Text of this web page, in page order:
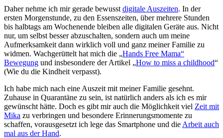
Daher nehme ich mir gerade bewusst digitale Auszeiten. In der
ersten Morgenstunde, zu den Essenszeiten, über mehrere Stunden
bis halbtags am Wochenende bleiben alle digitalen Geräte aus. Nicht
nur, um selbst besser abzuschalten, sondern auch um meine
Aufmerksamkeit dann wirklich voll und ganz meiner Familie zu
widmen. Wachgerüttelt hat mich die „Hands Free Mama“
Bewegung und insbesondere der Artikel „How to miss a childhood“
(Wie du die Kindheit verpasst).
Ich habe mich nach eine Auszeit mit meiner Familie gesehnt.
Zuhause in Quarantäne zu sein, ist natürlich anders als ich es mir
gewünscht hätte. Doch es gibt mir auch die Möglichkeit viel Zeit mit
Mika zu verbringen und besondere Erinnerungsmomente zu
schaffen, vorausgesetzt ich lege das Smartphone und die Arbeit auch
mal aus der Hand.